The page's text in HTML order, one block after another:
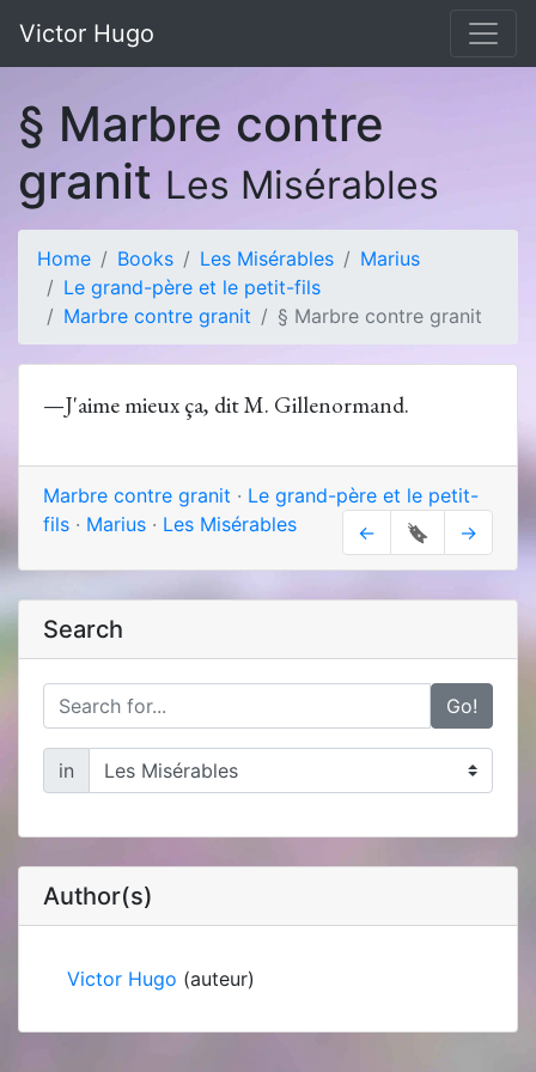
Victor Hugo
§ Marbre contre
granit Les Misérables
Home Books Les Misérables
Marius
Le grand-père et le petit-fils
Marbre contre granit
§ Marbre contre granit
—J'aime mieux ça, dit M. Gillenormand.
Marbre contre granit · Le grand-père et le petit-
fils · Marius · Les Misérables ← 🔖 →
Search
Go!
in
Author(s)
Victor Hugo (auteur)